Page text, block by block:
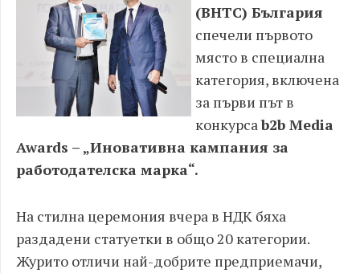
(BHTC) България
спечели първото
място в специална
категория, включена
за първи път в
конкурсаb2b Media
Awards – „Иновативна кампания за
работодателска марка“.
На стилна церемония вчера в НДК бяха
раздадени статуетки в общо 20 категории.
Журито отличи най-добрите предприемачи,